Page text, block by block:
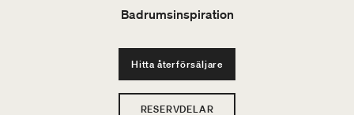
Badrumsinspiration
Hitta återförsäljare
RESERVDELAR